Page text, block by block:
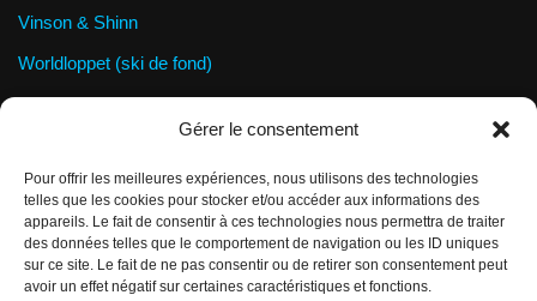
Gérer le consentement
Pour offrir les meilleures expériences, nous utilisons des technologies
telles que les cookies pour stocker et/ou accéder aux informations des
appareils. Le fait de consentir à ces technologies nous permettra de traiter
des données telles que le comportement de navigation ou les ID uniques
sur ce site. Le fait de ne pas consentir ou de retirer son consentement peut
avoir un effet négatif sur certaines caractéristiques et fonctions.
Vinson & Shinn
Worldloppet (ski de fond)
Wrangel Island
Informations légales
Vie privée / Données privées
Données personnelles